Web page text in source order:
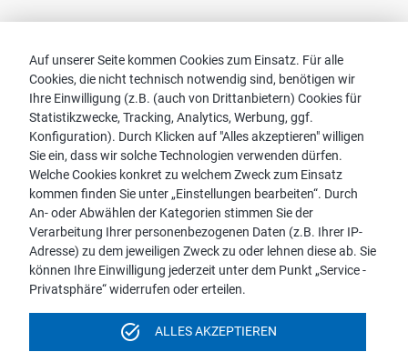
Auf unserer Seite kommen Cookies zum Einsatz. Für alle
Cookies, die nicht technisch notwendig sind, benötigen wir
Ihre Einwilligung (z.B. (auch von Drittanbietern) Cookies für
Statistikzwecke, Tracking, Analytics, Werbung, ggf.
Konfiguration). Durch Klicken auf "Alles akzeptieren" willigen
Sie ein, dass wir solche Technologien verwenden dürfen.
Welche Cookies konkret zu welchem Zweck zum Einsatz
kommen finden Sie unter „Einstellungen bearbeiten“. Durch
An- oder Abwählen der Kategorien stimmen Sie der
Verarbeitung Ihrer personenbezogenen Daten (z.B. Ihrer IP-
Adresse) zu dem jeweiligen Zweck zu oder lehnen diese ab. Sie
können Ihre Einwilligung jederzeit unter dem Punkt „Service -
Privatsphäre“ widerrufen oder erteilen.
task_alt ALLES AKZEPTIEREN
Vertriebspartnersuche
Kontakt zu proWIN
Service-FAQ
Hinweis:
Aus Gründen der leichteren Lesbarkeit wird die männliche
Sprachform bei personenbezogenen Substantiven und
Pronomen verwendet. Dies impliziert jedoch keine
Benachteiligung, sondern soll im Sinne der sprachlichen
Vereinfachung als geschlechtsneutral zu verstehen sein.